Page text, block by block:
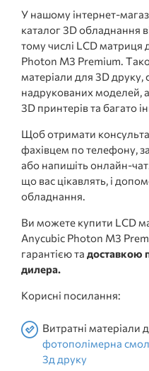
У нашому інтернет-
каталог 3D обладнання
тому числі LCD матриця
Photon M3 Premium.
матеріали для 3D друку,
надрукованих моделей,
3D принтерів та багато
Щоб отримати
фахівцем по телефону,
або напишіть онлайн-
що вас цікавлять, і
обладнання.
Ви можете купити LCD
Anycubic Photon M3
гарантією та доставкою
дилера.
Корисні посилання:
Витратні матеріали
фотополімерна
3д друку